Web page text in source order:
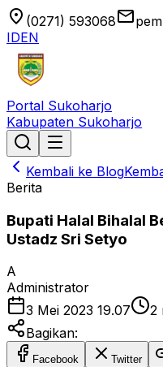
location_on (0271) 593068email
IDEN
Portal Sukoharjo
Kabupaten Sukoharjo
Kembali ke Blog
Berita
Bupati Halal Bihalal
Ustadz Sri Setyo
A
Administrator
3 Mei 2023 19.07
2
Bagikan:
Facebook Twitter